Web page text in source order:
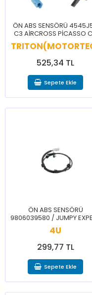
ÖN ABS SENSÖRÜ
C3 AİRCROSS PİCASSO
CACTUS CELYSEE NEMO
2008 207 208 301
525,34 TL
Sepete Ekle
ÖN ABS SENSÖRÜ
9806039580 / JUMPY
TRAVELLER
4U
299,77 TL
Sepete Ekle